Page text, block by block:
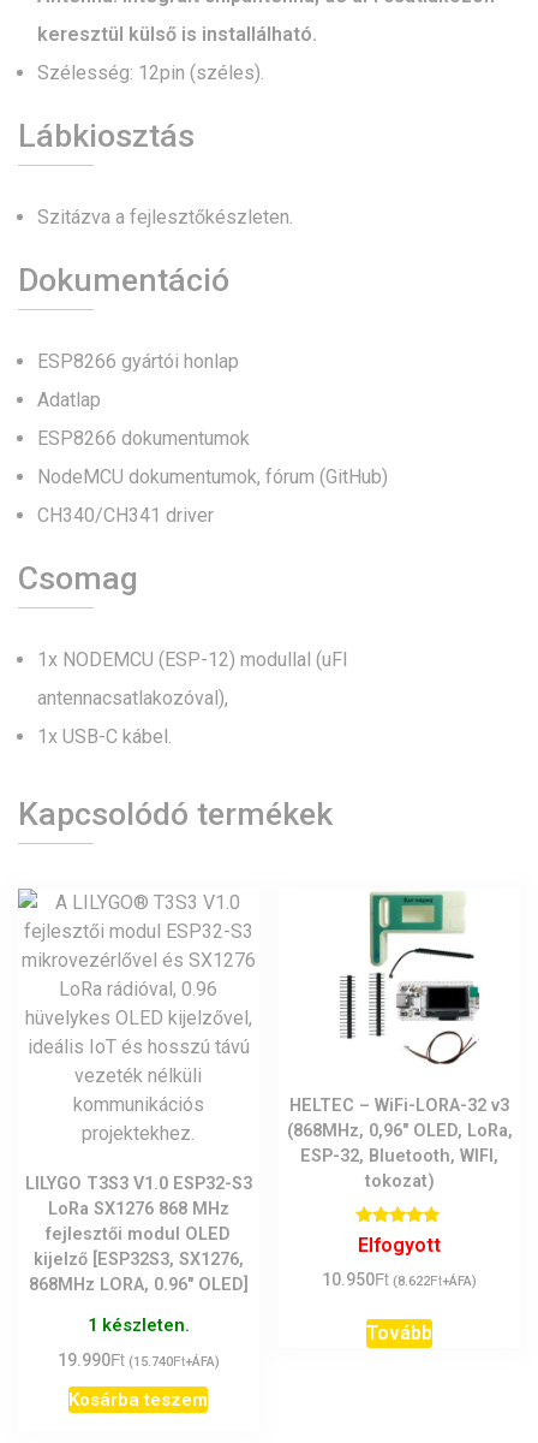
keresztül külső is installálható.
Szélesség: 12pin (széles).
Lábkiosztás
Szitázva a fejlesztőkészleten.
Dokumentáció
ESP8266 gyártói honlap
Adatlap
ESP8266 dokumentumok
NodeMCU dokumentumok, fórum (GitHub)
CH340/CH341 driver
Csomag
1x NODEMCU (ESP-12) modullal (uFl
antennacsatlakozóval),
1x USB-C kábel.
Kapcsolódó termékek
LILYGO T3S3 V1.0 ESP32-S3
LoRa SX1276 868 MHz
fejlesztői modul OLED
kijelző [ESP32S3, SX1276,
868MHz LORA, 0.96″ OLED]
1 készleten.
19.990Ft (15.740Ft+ÁFA)
Kosárba teszem
HELTEC – WiFi-LORA-32 v3
(868MHz, 0,96″ OLED, LoRa,
ESP-32, Bluetooth, WIFI,
tokozat)
Értékelés:
5.00
Elfogyott
10.950Ft (8.622Ft+ÁFA)
Tovább